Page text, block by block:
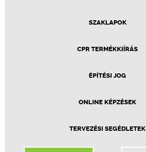
SZAKLAPOK
CPR TERMÉKKIÍRÁS
ÉPÍTÉSI JOG
ONLINE KÉPZÉSEK
TERVEZÉSI SEGÉDLETEK